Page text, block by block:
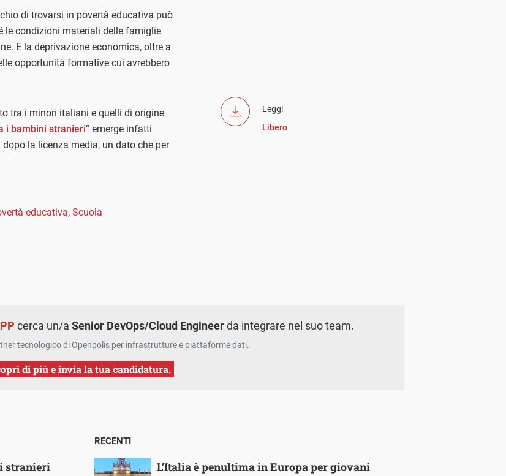
di trovarsi in povertà educativa può
le condizioni materiali delle famiglie
E la deprivazione economica, oltre a
opportunità formative cui avrebbero
Leggi
Libero
tra i minori italiani e quelli di origine
i bambini stranieri” emerge infatti
la licenza media, un dato che per
educativa, Scuola
cerca un/aSenior DevOps/Cloud Engineerda integrare nel suo team.
tecnologico di Openpolis per infrastrutture e piattaforme dati.
di più e invia la tua candidatura.
stranieri
RECENTI
L’Italia è penultima in Europa per giovani